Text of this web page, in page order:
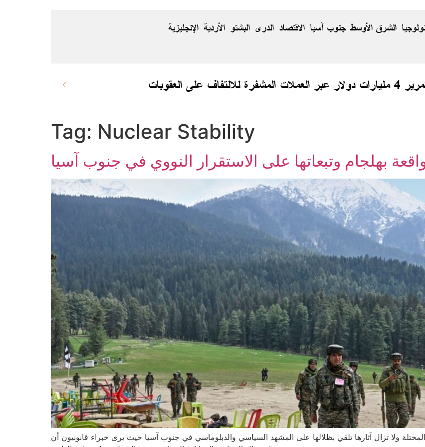
الاقتصاد جنوب آسيا الشرق الأوسط الإنجليزية الأردية البشتو الدری
العقوبات
Tag: Nuclear Stability
بهلجام وتبعاتها على الاستقرار النووي في جنوب آسيا
ولا تزال آثارها تلقي بظلالها على المشهد السياسي والدبلوماسي في جنوب آسيا حيث يرى خبراء قانونيون أن